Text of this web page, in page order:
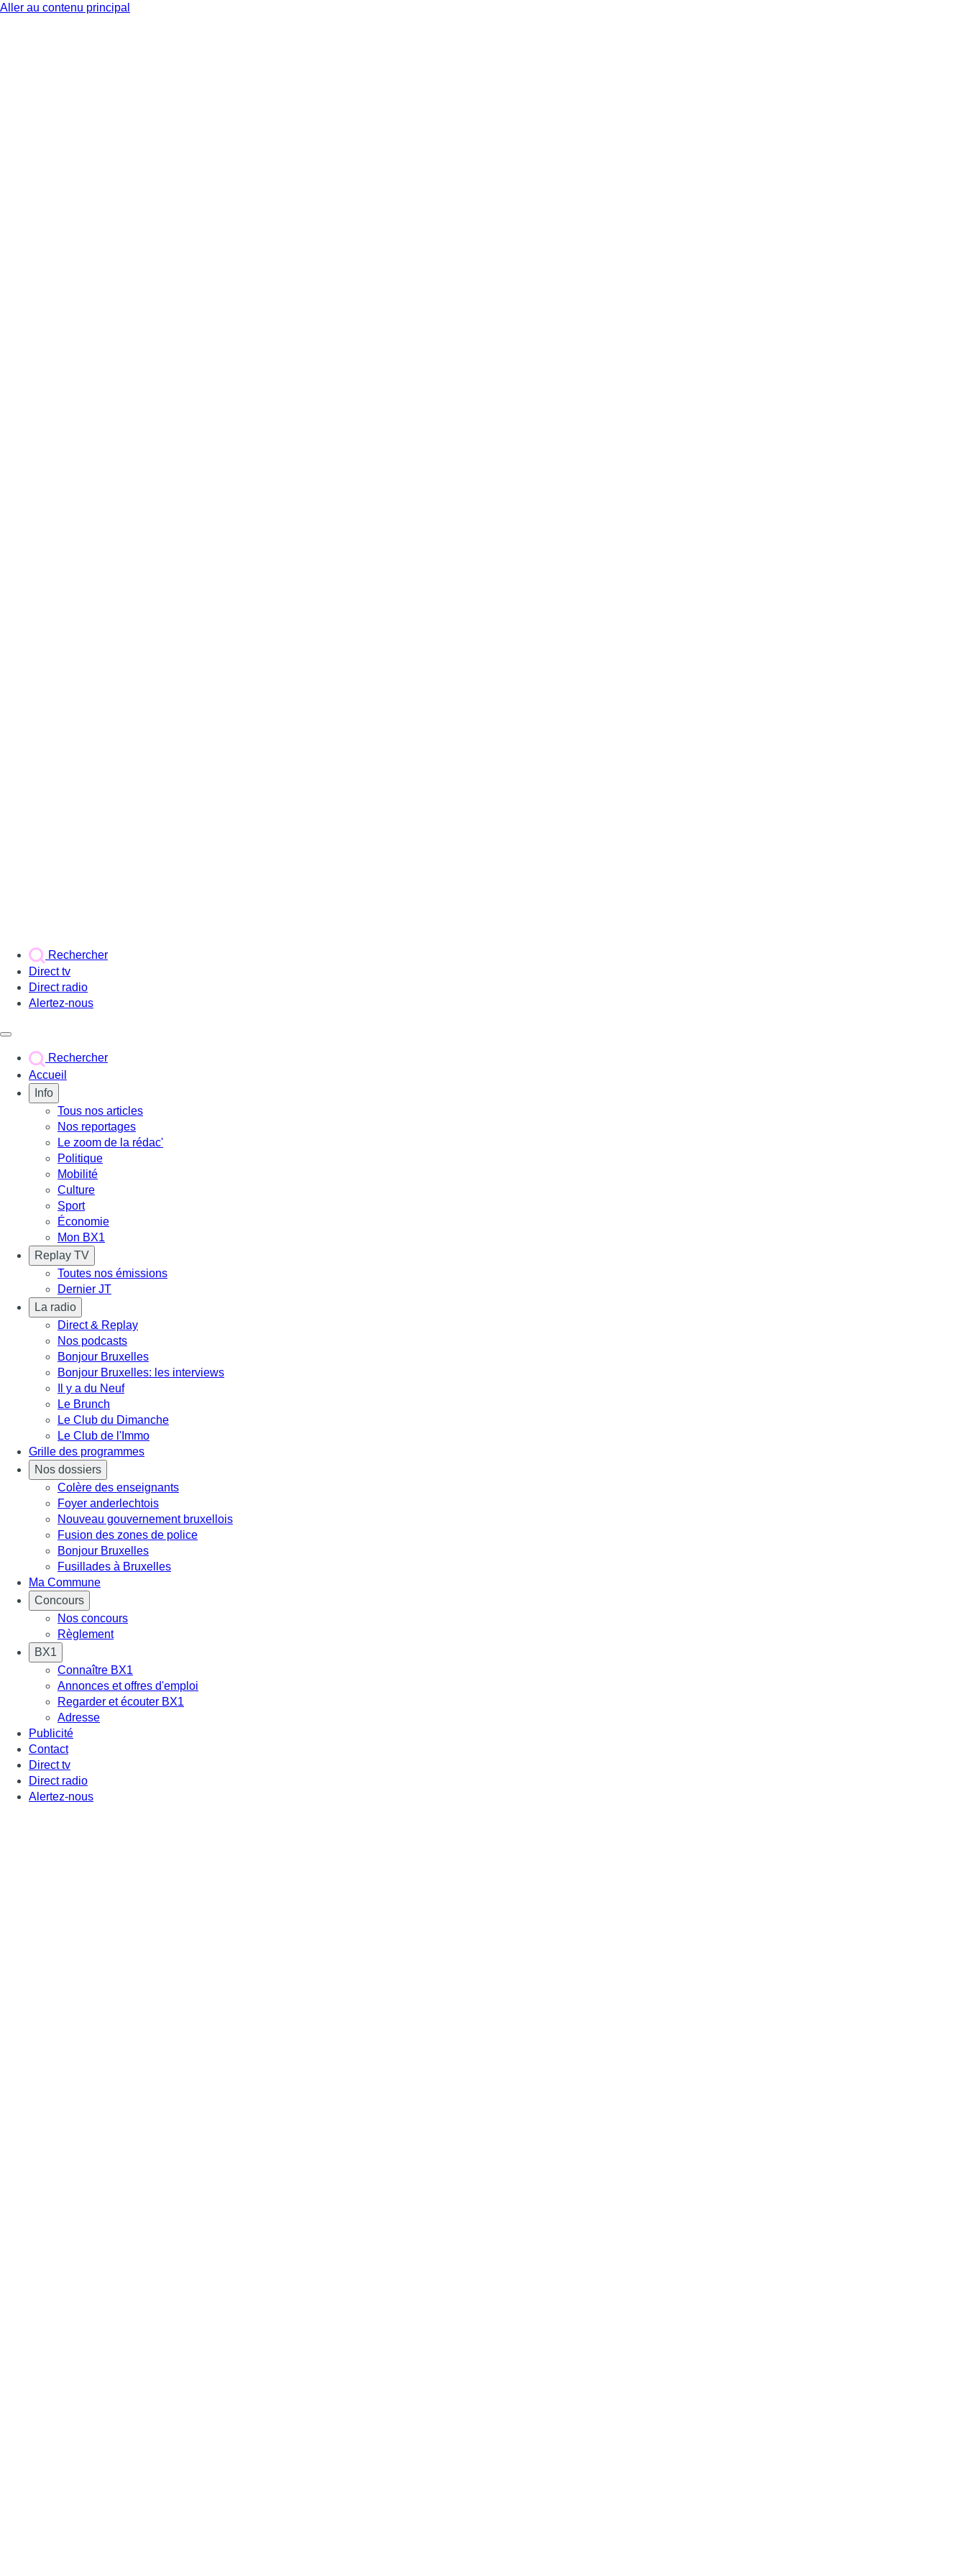
Aller au contenu principal
Rechercher
Direct tv
Direct radio
Alertez-nous
Rechercher
Accueil
Info
Tous nos articles
Nos reportages
Le zoom de la rédac'
Politique
Mobilité
Culture
Sport
Économie
Mon BX1
Replay TV
Toutes nos émissions
Dernier JT
La radio
Direct & Replay
Nos podcasts
Bonjour Bruxelles
Bonjour Bruxelles: les interviews
Il y a du Neuf
Le Brunch
Le Club du Dimanche
Le Club de l'Immo
Grille des programmes
Nos dossiers
Colère des enseignants
Foyer anderlechtois
Nouveau gouvernement bruxellois
Fusion des zones de police
Bonjour Bruxelles
Fusillades à Bruxelles
Ma Commune
Concours
Nos concours
Règlement
BX1
Connaître BX1
Annonces et offres d'emploi
Regarder et écouter BX1
Adresse
Publicité
Contact
Direct tv
Direct radio
Alertez-nous